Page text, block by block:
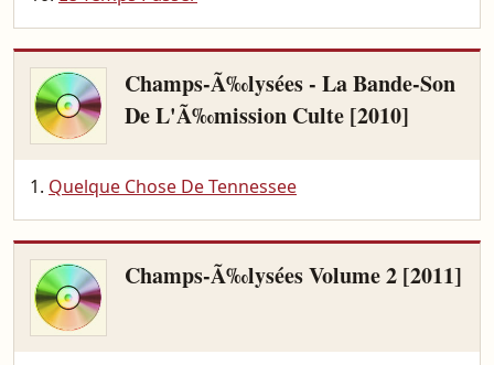
Champs-Ã‰lysées - La Bande-Son
De L'Ã‰mission Culte [2010]
Quelque Chose De Tennessee
Champs-Ã‰lysées Volume 2 [2011]